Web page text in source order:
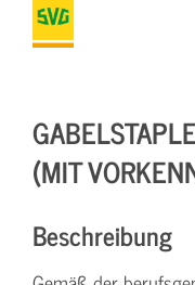
(MIT
Beschreibung